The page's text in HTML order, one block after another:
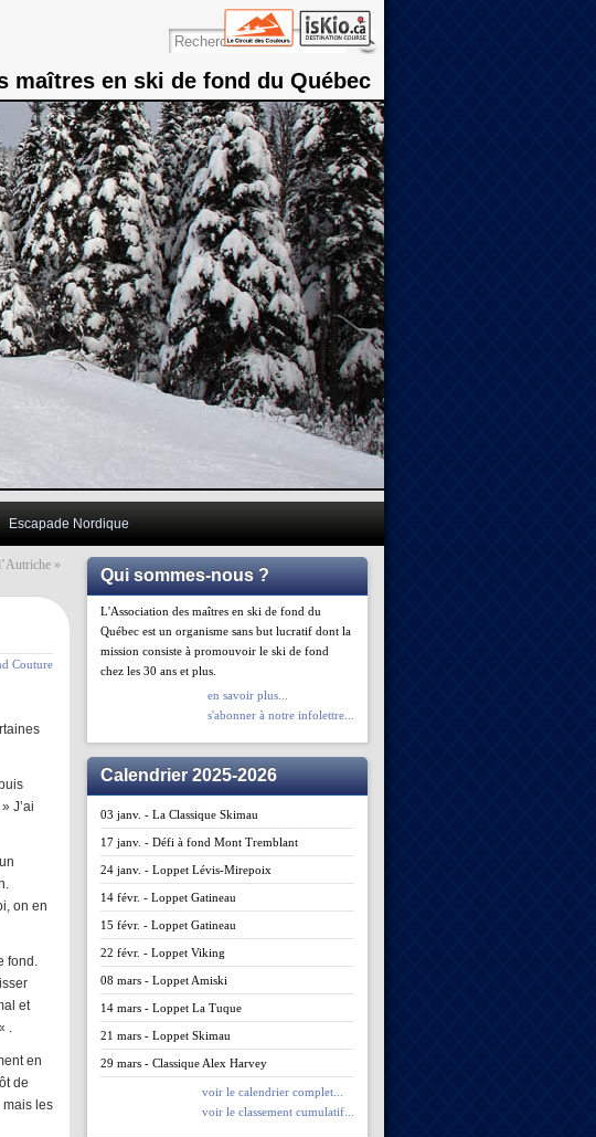
maîtres en ski de fond du Québec
Escapade Nordique
»
Couture
J’ai
on en
fond.
et
.
en
de
mais les
Qui sommes-nous ?
L'Association des maîtres en ski de fond du
Québec est un organisme sans but lucratif dont la
mission consiste à promouvoir le ski de fond
chez les 30 ans et plus.
en savoir plus...
s'abonner à notre infolettre...
Calendrier 2025-2026
03 janv. - La Classique Skimau
17 janv. - Défi à fond Mont Tremblant
24 janv. - Loppet Lévis-Mirepoix
14 févr. - Loppet Gatineau
15 févr. - Loppet Gatineau
22 févr. - Loppet Viking
08 mars - Loppet Amiski
14 mars - Loppet La Tuque
21 mars - Loppet Skimau
29 mars - Classique Alex Harvey
voir le calendrier complet...
voir le classement cumulatif...